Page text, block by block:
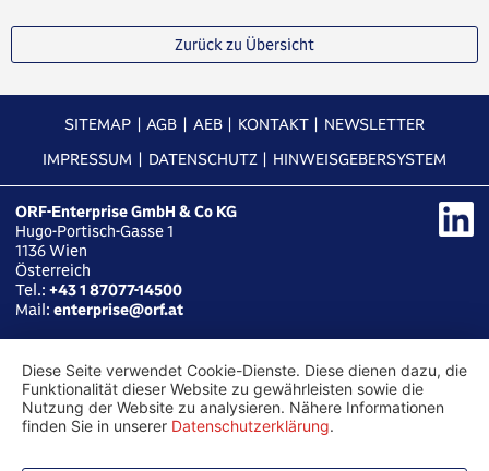
Zurück zu Übersicht
SITEMAP AGB AEB KONTAKT
NEWSLETTER
IMPRESSUM
DATENSCHUTZ HINWEISGEBERSYSTEM
ORF-Enterprise GmbH & Co KG
Hugo-Portisch-Gasse 1
1136Wien
Österreich
Tel.:+43 1 87077-14500
Mail:enterprise@orf.at
Diese Seite verwendet Cookie-Dienste. Diese dienen dazu, die
Funktionalität dieser Website zu gewährleisten sowie die
Nutzung der Website zu analysieren. Nähere Informationen
finden Sie in unserer Datenschutzerklärung.